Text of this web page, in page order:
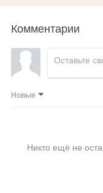
Комментарии
Новые
Никто ещё не